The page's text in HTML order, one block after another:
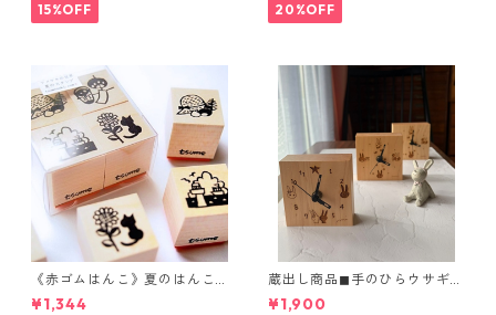
15%OFF 20%OFF
《赤ゴムはんこ》夏のはんこ
つめあわせ
¥1,344
蔵出し商品◼︎手のひらウサギ時
計 2種
¥1,900